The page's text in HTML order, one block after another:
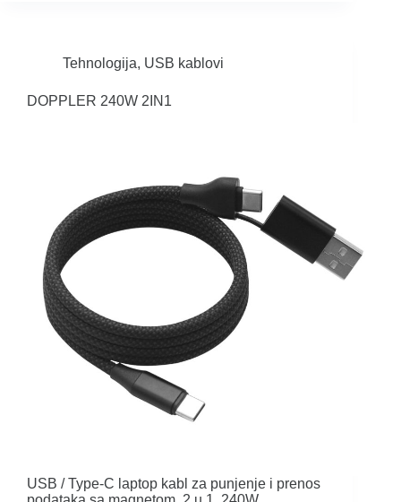
Tehnologija, USB kablovi
DOPPLER 240W 2IN1
USB / Type-C laptop kabl za punjenje i prenos